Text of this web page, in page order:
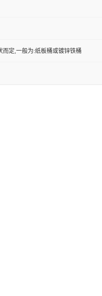
而定,一般为:纸板桶或镀锌铁桶